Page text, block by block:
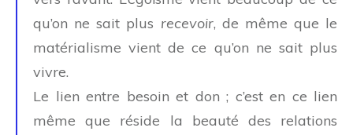
qu’on ne sait plus recevoir, de même que le
matérialisme vient de ce qu’on ne sait plus
vivre.
Le lien entre besoin et don ; c’est en ce lien
même que réside la beauté des relations